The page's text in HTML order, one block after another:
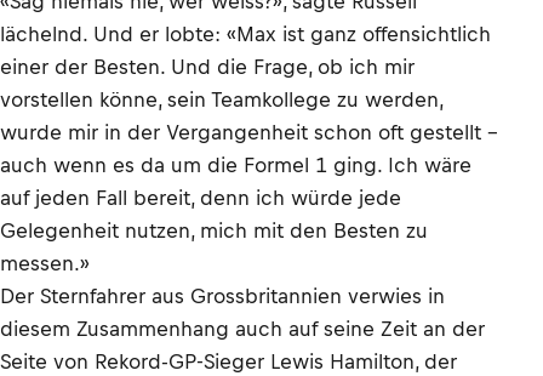
lächelnd. Und er lobte: «Max ist ganz offensichtlich
einer der Besten. Und die Frage, ob ich mir
vorstellen könne, sein Teamkollege zu werden,
wurde mir in der Vergangenheit schon oft gestellt –
auch wenn es da um die Formel 1 ging. Ich wäre
auf jeden Fall bereit, denn ich würde jede
Gelegenheit nutzen, mich mit den Besten zu
messen.»
Der Sternfahrer aus Grossbritannien verwies in
diesem Zusammenhang auch auf seine Zeit an der
Seite von Rekord-GP-Sieger Lewis Hamilton, der